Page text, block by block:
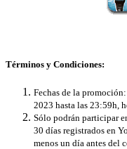
Términos y Condiciones:
Fechas de la
2023 hasta las 23:59h,
Sólo podrán participar
30 días registrados en
menos un día antes del